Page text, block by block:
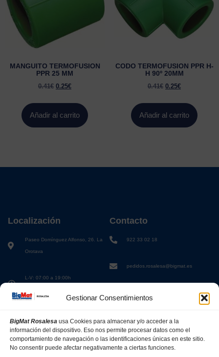
Gestionar Consentimientos
BigMat Rosalesa usa Cookies para almacenar y/o acceder a la
información del dispositivo. Eso nos permite procesar datos como el
comportamiento de navegación o las identificaciones únicas en este sitio.
No consentir puede afectar negativamente a ciertas funciones.
MANGUITO TERMOFUSION
PPR 25 MM
0.41€ 0.25€
Añadir al carrito
CODO TERMOFUSION PPR H-
H 90º 20MM
0.41€ 0.25€
Añadir al carrito
Localización
Paseo Domínguez Alfonso, 26. La
Orotava
L-V: 07:00 a 19:00h
Contacto
922 33 02 18
pedidos.rosalesa@bigmat.es